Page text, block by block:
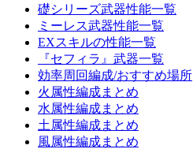
礎シリーズ武器性能一覧
ミーレス武器性能一覧
EXスキルの性能一覧
『セフィラ』武器一覧
効率周回編成/おすすめ場所
火属性編成まとめ
水属性編成まとめ
土属性編成まとめ
風属性編成まとめ